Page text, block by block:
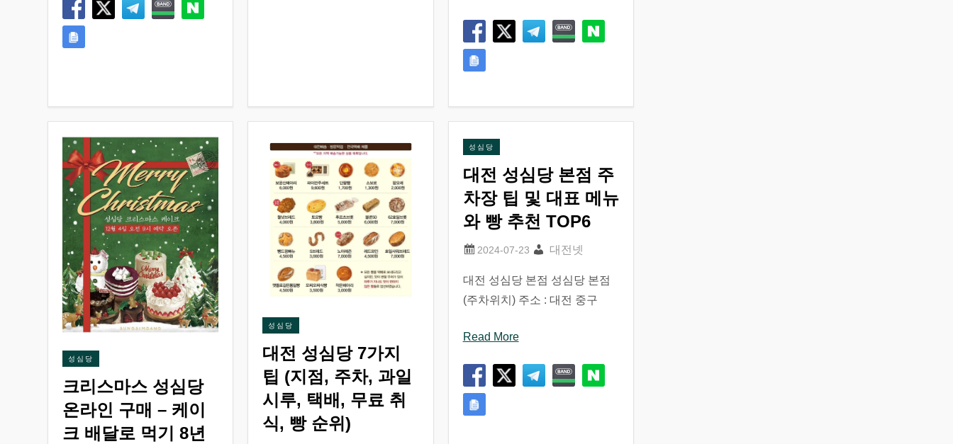
성심당
크리스마스 성심당
온라인 구매 – 케이
크 배달로 먹기 8년
성심당
대전 성심당 7가지
팁 (지점, 주차, 과일
시루, 택배, 무료 취
식, 빵 순위)
성심당
대전 성심당 본점 주
차장 팁 및 대표 메뉴
와 빵 추천 TOP6
대전넷
대전 성심당 본점 성심당 본점
(주차위치) 주소 : 대전 중구
Read More